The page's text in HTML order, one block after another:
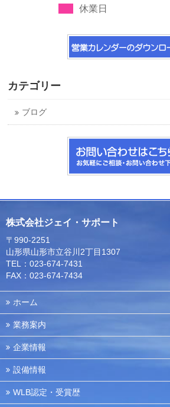
休業日
カテゴリー
ブログ
株式会社ジェイ・サポート
〒990-2251
山形県山形市立谷川2丁目1307
TEL：023-674-7431
FAX：023-674-7434
ホーム
業務案内
企業情報
設備情報
WLB認定・受賞歴